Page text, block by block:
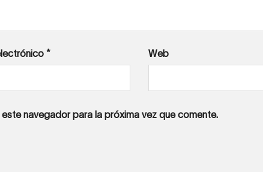
* Web
navegador para la próxima vez que comente.